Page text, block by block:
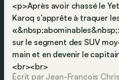
<p>Après avoir chassé le
Karoq s’apprête à traquer
sur le segment des SUV
main et en devenir le
<br><br>
Écrit par Jean-Francois